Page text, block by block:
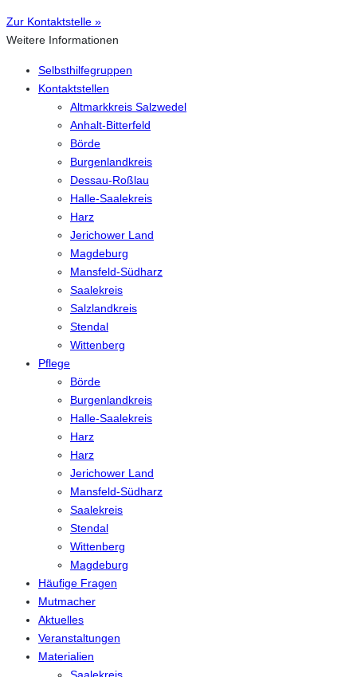
Zur Kontaktstelle »
Weitere Informationen
Selbsthilfegruppen
Kontaktstellen
Altmarkkreis Salzwedel
Anhalt-Bitterfeld
Börde
Burgenlandkreis
Dessau-Roßlau
Halle-Saalekreis
Harz
Jerichower Land
Magdeburg
Mansfeld-Südharz
Saalekreis
Salzlandkreis
Stendal
Wittenberg
Pflege
Börde
Burgenlandkreis
Halle-Saalekreis
Harz
Harz
Jerichower Land
Mansfeld-Südharz
Saalekreis
Stendal
Wittenberg
Magdeburg
Häufige Fragen
Mutmacher
Aktuelles
Veranstaltungen
Materialien
Saalekreis